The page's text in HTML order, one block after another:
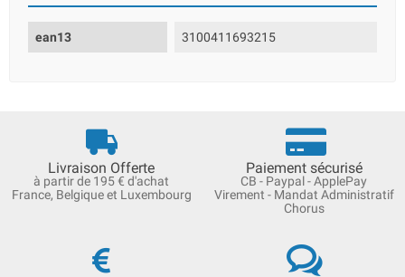
ean13 3100411693215
Livraison Offerte
à partir de 195 € d'achat
France, Belgique et Luxembourg
Paiement sécurisé
CB - Paypal - ApplePay
Virement - Mandat Administratif
Chorus